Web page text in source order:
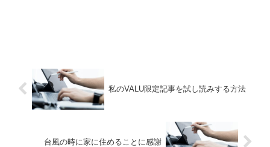
私のVALU限定記事を試し読みする方法
台風の時に家に住めることに感謝